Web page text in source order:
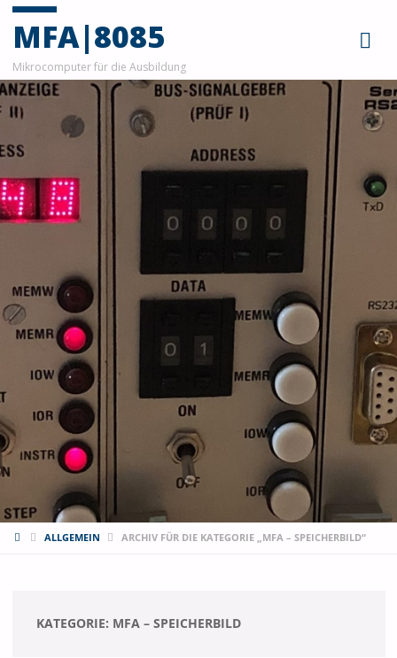
MFA|8085
Mikrocomputer für die Ausbildung
STARTALLGEMEIN ARCHIV FÜR DIE KATEGORIE „MFA – SPEICHERBILD“
KATEGORIE: MFA – SPEICHERBILD